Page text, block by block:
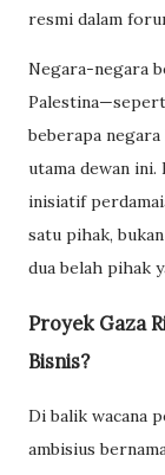
resmi dalam
Negara-negara
beberapa
utama dewan ini.
inisiatif
satu pihak,
dua belah pihak
Proyek Gaza
Bisnis?
Di balik wacana
ambisius